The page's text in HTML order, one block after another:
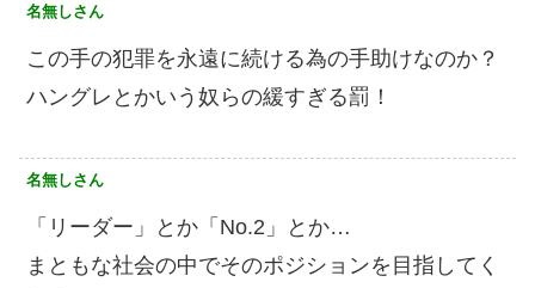
名無しさん
この手の犯罪を永遠に続ける為の手助けなのか？
ハングレとかいう奴らの緩すぎる罰！
名無しさん
「リーダー」とか「No.2」とか…
まともな社会の中でそのポジションを目指してく